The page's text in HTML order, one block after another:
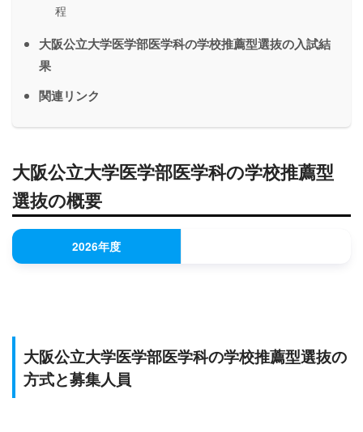
程
大阪公立大学医学部医学科の学校推薦型選抜の入試結
果
関連リンク
大阪公立大学医学部医学科の学校推薦型
選抜の概要
2026年度
大阪公立大学医学部医学科の学校推薦型選抜の
方式と募集人員